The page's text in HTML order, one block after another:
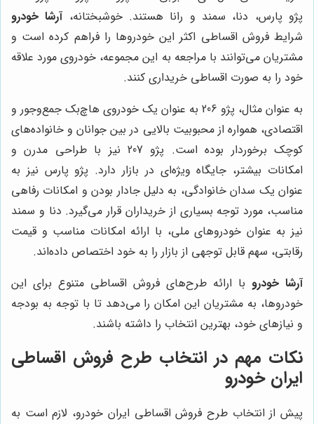
پژو پارس، دنا، سمند و رانا هستند. خوشبختانه،آرشا خودرو
شرایط فروش اقساطی اکثر این خودروها را فراهم کرده است و
مشتریان می‌توانند با مراجعه به این مجموعه، خودروی مورد علاقه
خود را به صورت اقساطی خریداری کنند.
به عنوان مثال، پژو 206 به عنوان یک خودروی هاچ‌بک جمع‌وجور و
اقتصادی، همواره از محبوبیت بالایی در بین جوانان و خانواده‌های
کوچک برخوردار بوده است. پژو 207 نیز با طراحی مدرن و
امکانات بیشتر، جایگاه ویژه‌ای در بازار دارد. پژو پارس نیز به
عنوان یک سدان خانوادگی، به دلیل جادار بودن و امکانات رفاهی
مناسب، مورد توجه بسیاری از خریداران قرار می‌گیرد. دنا و سمند
نیز به عنوان خودروهای ملی، با ارائه امکانات مناسب و قیمت
رقابتی، سهم قابل توجهی از بازار را به خود اختصاص داده‌اند.
آرشا خودرو با ارائه طرح‌های فروش اقساطی متنوع برای این
خودروها، به مشتریان این امکان را می‌دهد تا با توجه به بودجه
و نیازهای خود، بهترین انتخاب را داشته باشند.
نکات مهم در انتخاب طرح فروش اقساطی
ایران خودرو
پیش از انتخاب طرح فروش اقساطی ایران خودرو، لازم است به